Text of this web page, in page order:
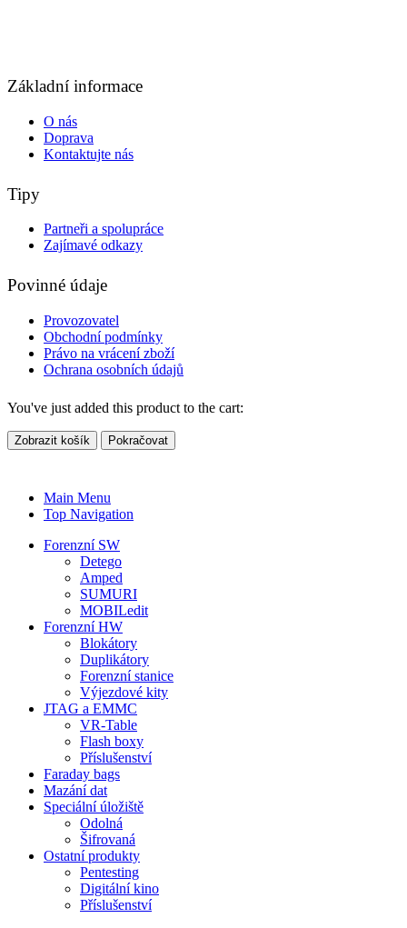
Základní informace
O nás
Doprava
Kontaktujte nás
Tipy
Partneři a spolupráce
Zajímavé odkazy
Povinné údaje
Provozovatel
Obchodní podmínky
Právo na vrácení zboží
Ochrana osobních údajů
You've just added this product to the cart:
Zobrazit košík Pokračovat
Main Menu
Top Navigation
Forenzní SW
Detego
Amped
SUMURI
MOBILedit
Forenzní HW
Blokátory
Duplikátory
Forenzní stanice
Výjezdové kity
JTAG a EMMC
VR-Table
Flash boxy
Příslušenství
Faraday bags
Mazání dat
Speciální úložiště
Odolná
Šifrovaná
Ostatní produkty
Pentesting
Digitální kino
Příslušenství